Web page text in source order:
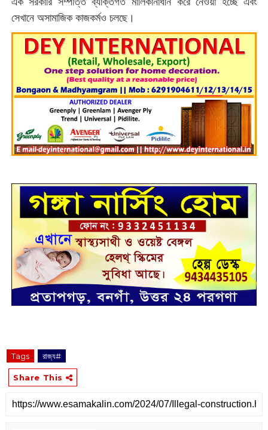
সেখানে অসামাজিক কাজকর্মও চলছে।
Tags রাজ্য#
Share This